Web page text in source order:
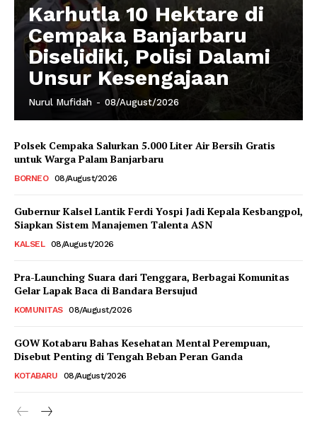
Karhutla 10 Hektare di
Cempaka Banjarbaru
Diselidiki, Polisi Dalami
Unsur Kesengajaan
Nurul Mufidah - 08/August/2026
Polsek Cempaka Salurkan 5.000 Liter Air Bersih Gratis
untuk Warga Palam Banjarbaru
BORNEO 08/August/2026
Gubernur Kalsel Lantik Ferdi Yospi Jadi Kepala Kesbangpol,
Siapkan Sistem Manajemen Talenta ASN
KALSEL 08/August/2026
Pra-Launching Suara dari Tenggara, Berbagai Komunitas
Gelar Lapak Baca di Bandara Bersujud
KOMUNITAS 08/August/2026
GOW Kotabaru Bahas Kesehatan Mental Perempuan,
Disebut Penting di Tengah Beban Peran Ganda
KOTABARU 08/August/2026